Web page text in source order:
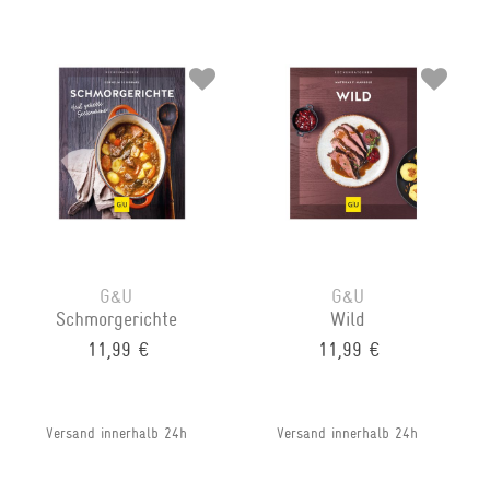
G&U
Schmorgerichte
11,99 €
Versand innerhalb 24h
G&U
Wild
11,99 €
Versand innerhalb 24h